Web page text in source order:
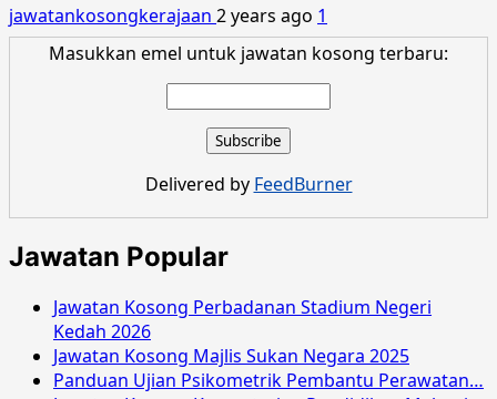
jawatankosongkerajaan 2 years ago 1
Masukkan emel untuk jawatan kosong terbaru:
Delivered by FeedBurner
Jawatan Popular
Jawatan Kosong Perbadanan Stadium Negeri
Kedah 2026
Jawatan Kosong Majlis Sukan Negara 2025
Panduan Ujian Psikometrik Pembantu Perawatan…